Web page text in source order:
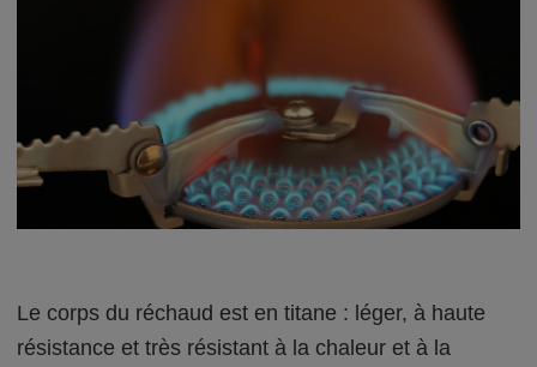
Le corps du réchaud est en titane : léger, à haute
résistance et très résistant à la chaleur et à la